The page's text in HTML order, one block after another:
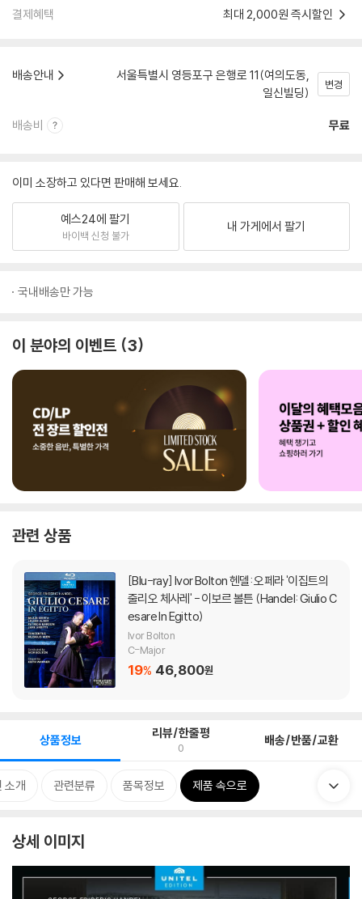
결제혜택 최대 2,000원 즉시할인
배송안내
서울특별시 영등포구 은행로 11(여의도동,
일신빌딩)
변경
배송비 무료
이미 소장하고 있다면 판매해 보세요.
예스24에 팔기
바이백 신청 불가
내 가게에서 팔기
국내배송만 가능
이 분야의 이벤트 3
관련 상품
[Blu-ray]
줄리오 체사레' - 이보르 볼튼 (Handel: Giulio C
esare In Egitto)
Ivor Bolton
C-Major
19% 46,800원
상품정보 리뷰/한줄평
0 배송/반품/교환
소개 관련분류 품목정보 제품 속으로
상세 이미지